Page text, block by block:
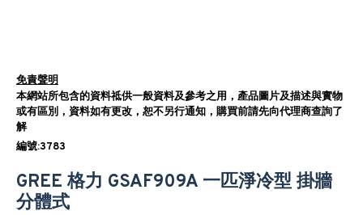
免責聲明
本網站所包含的資料祗供一般資料及參考之用，產品圖片及描述與實物
或有區別，資料如有更改，恕不另行通知，購買前請先向代理商查詢了
解
編號:3783
GREE 格力 GSAF909A 一匹淨冷型 掛牆
分體式